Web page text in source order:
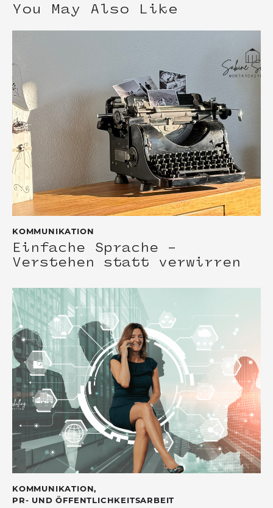
You May Also Like
KOMMUNIKATION
Einfache Sprache –
Verstehen statt verwirren
KOMMUNIKATION,
PR- UND ÖFFENTLICHKEITSARBEIT